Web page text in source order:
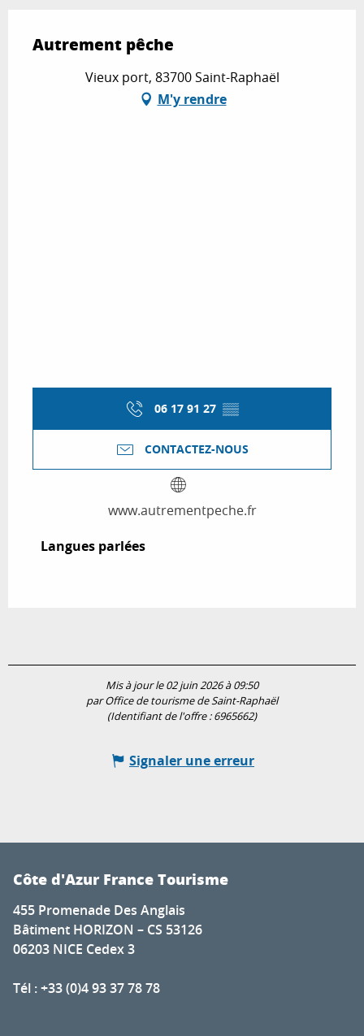
Autrement pêche
Vieux port, 83700 Saint-Raphaël
M'y rendre
06 17 91 27 ▒▒
CONTACTEZ-NOUS
www.autrementpeche.fr
Langues parlées
Langues parlées
Mis à jour le 02 juin 2026 à 09:50
par Office de tourisme de Saint-Raphaël
(Identifiant de l'offre :6965662)
Signaler une erreur
Côte d'Azur France Tourisme
455 Promenade Des Anglais
Bâtiment HORIZON – CS 53126
06203 NICE Cedex 3
Tél : +33 (0)4 93 37 78 78